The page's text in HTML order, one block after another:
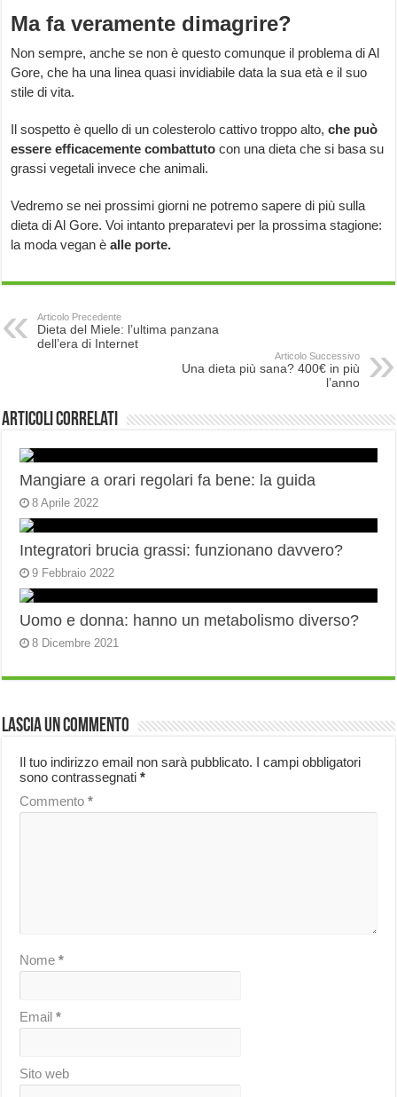
Ma fa veramente dimagrire?
Non sempre, anche se non è questo comunque il problema di Al
Gore, che ha una linea quasi invidiabile data la sua età e il suo
stile di vita.
Il sospetto è quello di un colesterolo cattivo troppo alto,che può
essere efficacemente combattutocon una dieta che si basa su
grassi vegetali invece che animali.
Vedremo se nei prossimi giorni ne potremo sapere di più sulla
dieta di Al Gore. Voi intanto preparatevi per la prossima stagione:
la moda vegan èalle porte.
Articolo Precedente
Dieta del Miele: l’ultima panzana
dell’era di Internet
Articolo Successivo
Una dieta più sana? 400€ in più
l’anno
Articoli correlati
Mangiare a orari regolari fa bene: la guida
8 Aprile 2022
Integratori brucia grassi: funzionano davvero?
9 Febbraio 2022
Uomo e donna: hanno un metabolismo diverso?
8 Dicembre 2021
Lascia un commento
Il tuo indirizzo email non sarà pubblicato. I campi obbligatori
sono contrassegnati*
Commento*
Nome*
Email*
Sito web